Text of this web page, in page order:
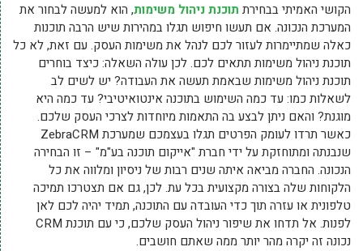
הקושי האמיתי בבחירת תוכנת ניהול משימות, הוא למעשה לבחור את
המערכת הנכונה. אם תעשו חיפוש תגלו במהירות שיש הרבה תוכנות
כאלה שמתיימרות לעזור לכם לנהל את משימות העסק. עם זאת, לא כל
תוכנת ניהול משימות תתאים לכם. לכן עולה השאלה: כיצד בוחרים
תוכנת ניהול משימות שבאמת תעשה את העבודה? יש לשים לב
לשאלות כמו: עד כמה השימוש בתוכנה אינטואיטיבי? עד כמה היא
מוגנת? והאם ניתן לבצע בה התאמות מיוחדות לצרכי העסק שלכם.
כאשר תרדו לעומק הפרטים תגלו בעצמכם שמערכת ZebraCRM
שנבנתה ומתוחזקת על ידי חברת "אייקום תוכנה בע"מ" – זו הבחירה
הנכונה. החברה מביאה איתה שנים רבות של ניסיון ומלווה את כל
הלקוחות שלה בצורה מקצועית בכל עת. לכן, גם אם תצטרכו תמיכה
טלפונית או עזרה תוך כדי העובדה עם התוכנה, תמיד יהיה לכם לאן
לפנות. אל תדחו את שיפור ניהול העסק שלכם, כי עם תוכנת CRM
נכונה זה יקרה מהר יותר ממה שאתם חושבים.